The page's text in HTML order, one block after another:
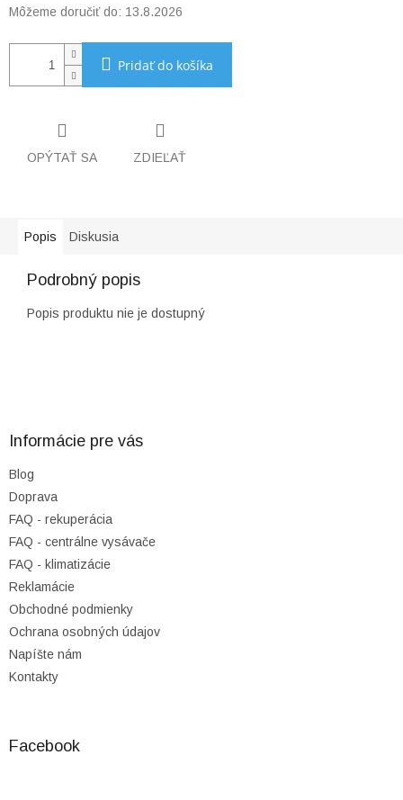
Môžeme doručiť do: 13.8.2026
Pridať do košíka
OPÝTAŤ SA ZDIEĽAŤ
Popis Diskusia
Podrobný popis
Popis produktu nie je dostupný
Informácie pre vás
Blog
Doprava
FAQ - rekuperácia
FAQ - centrálne vysávače
FAQ - klimatizácie
Reklamácie
Obchodné podmienky
Ochrana osobných údajov
Napíšte nám
Kontakty
Facebook